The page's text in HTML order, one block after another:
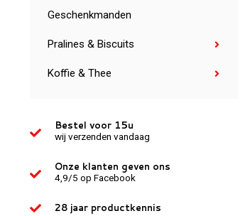
Geschenkmanden
Pralines & Biscuits
Koffie & Thee
Bestel voor 15u
wij verzenden vandaag
Onze klanten geven ons
4,9/5 op Facebook
28 jaar productkennis